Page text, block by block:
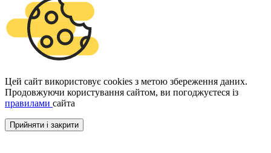
Цей сайт використовує cookies з метою збереження даних.
Продовжуючи користування сайтом, ви погоджуєтеся із
правилами сайта
Прийняти і закрити